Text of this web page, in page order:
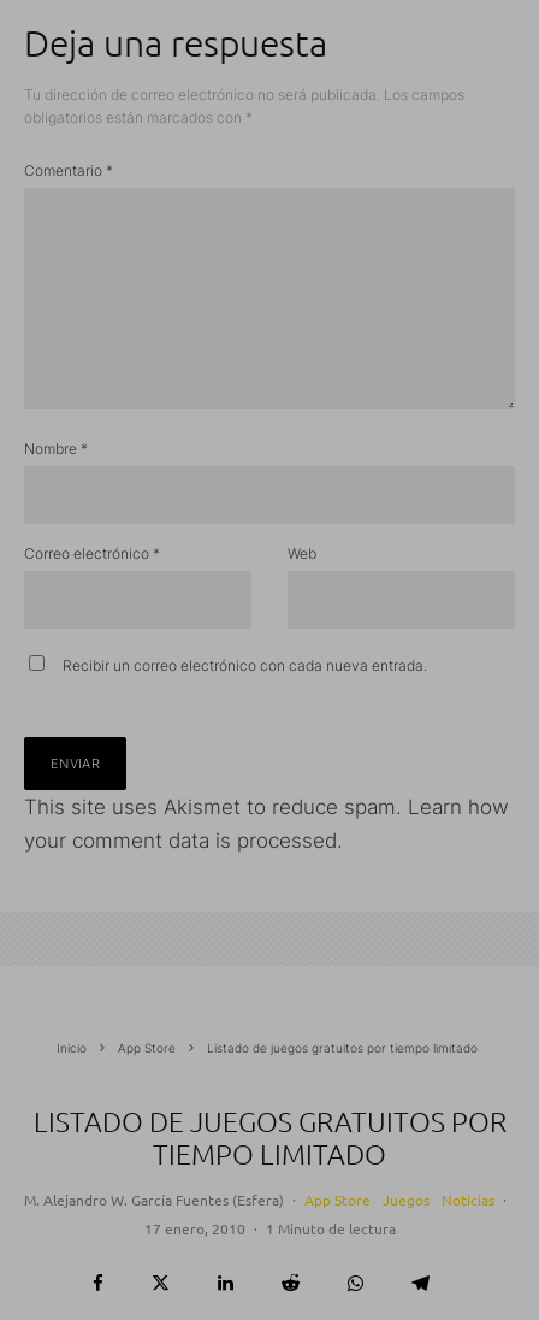
Deja una respuesta
Tu dirección de correo electrónico no será publicada. Los campos
obligatorios están marcados con *
Comentario *
Nombre *
Correo electrónico * Web
Recibir un correo electrónico con cada nueva entrada.
This site uses Akismet to reduce spam. Learn how
your comment data is processed.
Inicio App Store Listado de juegos gratuitos por tiempo limitado
LISTADO DE JUEGOS GRATUITOS POR
TIEMPO LIMITADO
M. Alejandro W. García Fuentes (Esfera) · App Store Juegos Noticias ·
17 enero, 2010 · 1 Minuto de lectura